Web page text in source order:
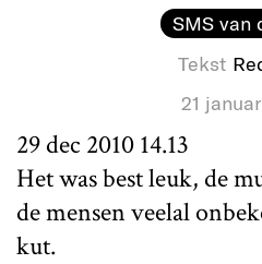
SMS van
Tekst
21
29 dec 2010 14.13
Het was best leuk, de
de mensen veelal
kut.